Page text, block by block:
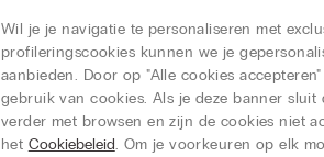
Wil je je navigatie te personaliseren met
profileringscookies kunnen we je
aanbieden. Door op "Alle cookies
gebruik van cookies. Als je deze banner
verder met browsen en zijn de cookies niet
het Cookiebeleid. Om je voorkeuren op elk